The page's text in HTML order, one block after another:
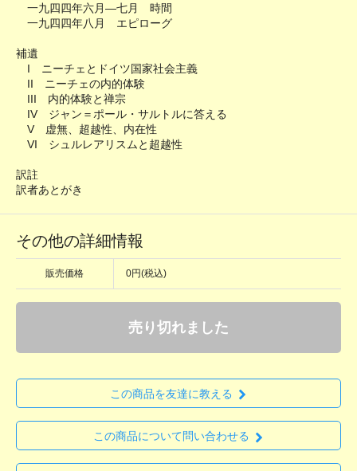
一九四四年六月―七月 時間
一九四四年八月 エピローグ
補遺
I ニーチェとドイツ国家社会主義
II ニーチェの内的体験
III 内的体験と禅宗
IV ジャン＝ポール・サルトルに答える
V 虚無、超越性、内在性
VI シュルレアリスムと超越性
訳註
訳者あとがき
その他の詳細情報
販売価格 0円(税込)
売り切れました
この商品を友達に教える
この商品について問い合わせる